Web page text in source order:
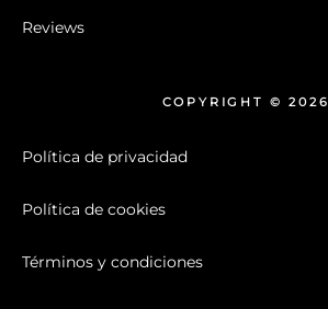
Reviews
COPYRIGHT © 2026
Política de privacidad
Política de cookies
Términos y condiciones